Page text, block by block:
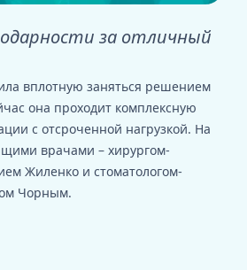
за отличный
вплотную заняться решением
она проходит комплексную
с отсроченной нагрузкой. На
врачами – хирургом-
Жиленко и стоматологом-
Чорным.